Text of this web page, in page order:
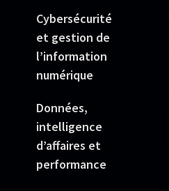
Cybersécurité
et gestion de
l’information
numérique
Données,
intelligence
d’affaires et
performance